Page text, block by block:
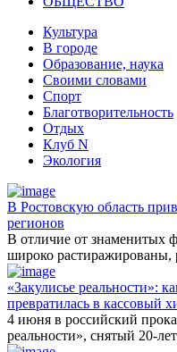
Культура
В городе
Образование, наука
Своими словами
Спорт
Благотворительность
Отдых
Клуб N
Экология
В Ростовскую область
регионов
В отличие от знаменитых
широко растиражированы,
«Закулисье реальности»:
превратилась в кассовый
4 июня в российский
реальности», снятый 20-